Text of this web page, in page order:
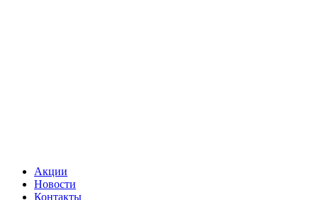
Акции
Новости
Контакты